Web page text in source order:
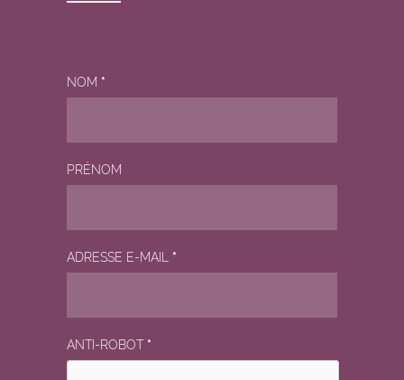
NOM *
PRÉNOM
ADRESSE E-MAIL *
ANTI-ROBOT *